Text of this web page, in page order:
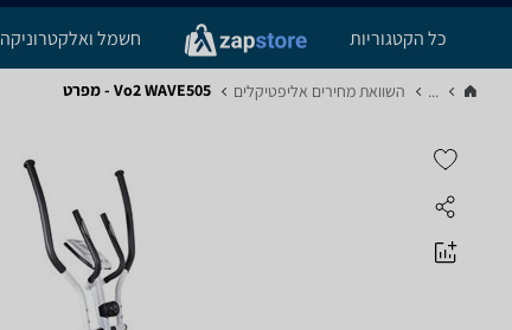
כל הקטגוריות חשמל ואלקטרוניקה
... השוואת מחירים אליפטיקלים‏ Vo2 WAVE505 - מפרט